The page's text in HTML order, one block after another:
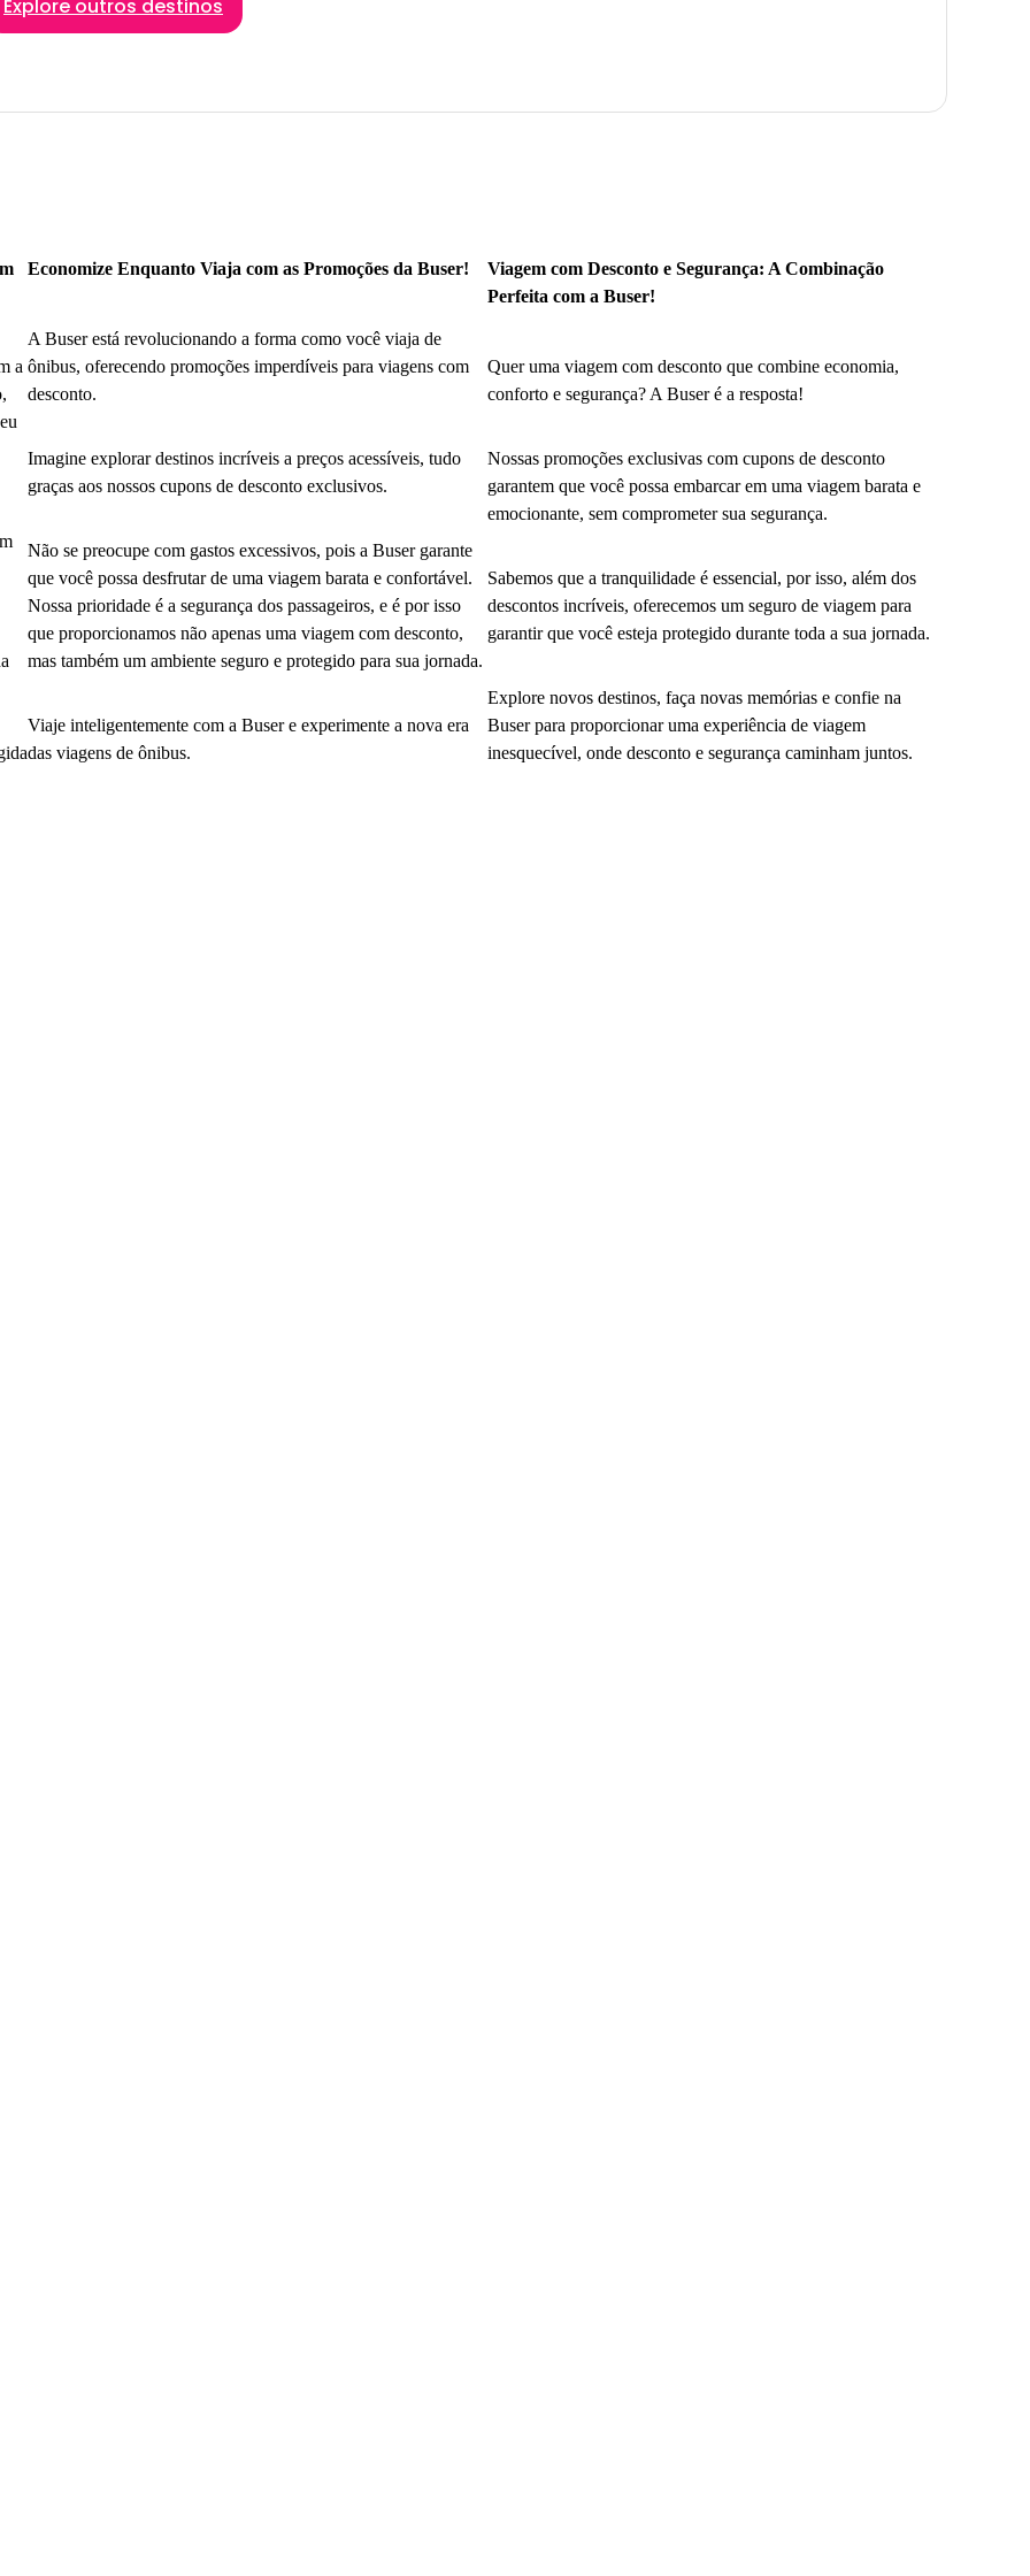
Explore outros destinos
a
Economize Enquanto Viaja com as Promoções da Buser!
A Buser está revolucionando a forma como você viaja de
ônibus, oferecendo promoções imperdíveis para viagens com
desconto.
Imagine explorar destinos incríveis a preços acessíveis, tudo
graças aos nossos cupons de desconto exclusivos.
Não se preocupe com gastos excessivos, pois a Buser garante
que você possa desfrutar de uma viagem barata e confortável.
Nossa prioridade é a segurança dos passageiros, e é por isso
que proporcionamos não apenas uma viagem com desconto,
mas também um ambiente seguro e protegido para sua jornada.
Viaje inteligentemente com a Buser e experimente a nova era
das viagens de ônibus.
Viagem com Desconto e Segurança: A Combinação
Perfeita com a Buser!
Quer uma viagem com desconto que combine economia,
conforto e segurança? A Buser é a resposta!
Nossas promoções exclusivas com cupons de desconto
garantem que você possa embarcar em uma viagem barata e
emocionante, sem comprometer sua segurança.
Sabemos que a tranquilidade é essencial, por isso, além dos
descontos incríveis, oferecemos um seguro de viagem para
garantir que você esteja protegido durante toda a sua jornada.
Explore novos destinos, faça novas memórias e confie na
Buser para proporcionar uma experiência de viagem
inesquecível, onde desconto e segurança caminham juntos.